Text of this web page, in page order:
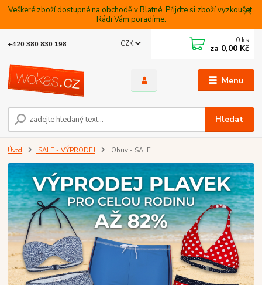
Veškeré zboží dostupné na obchodě v Blatné. Přijdte si zboží vyzkoušet.
Rádi Vám poradíme.
Menu
CZK
Hledat
+420 380 830 198 0 ks
za 0,00 Kč
Úvod SALE - VÝPRODEJ Obuv - SALE